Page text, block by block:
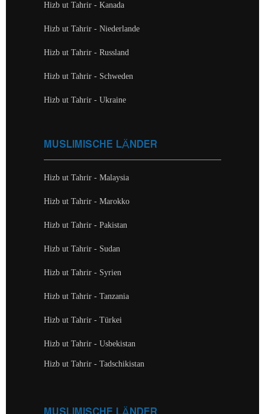
Hizb ut Tahrir - Kanada
Hizb ut Tahrir - Niederlande
Hizb ut Tahrir - Russland
Hizb ut Tahrir - Schweden
Hizb ut Tahrir - Ukraine
MUSLIMISCHE LÄNDER
Hizb ut Tahrir - Malaysia
Hizb ut Tahrir - Marokko
Hizb ut Tahrir - Pakistan
Hizb ut Tahrir - Sudan
Hizb ut Tahrir - Syrien
Hizb ut Tahrir - Tanzania
Hizb ut Tahrir - Türkei
Hizb ut Tahrir - Usbekistan
Hizb ut Tahrir - Tadschikistan